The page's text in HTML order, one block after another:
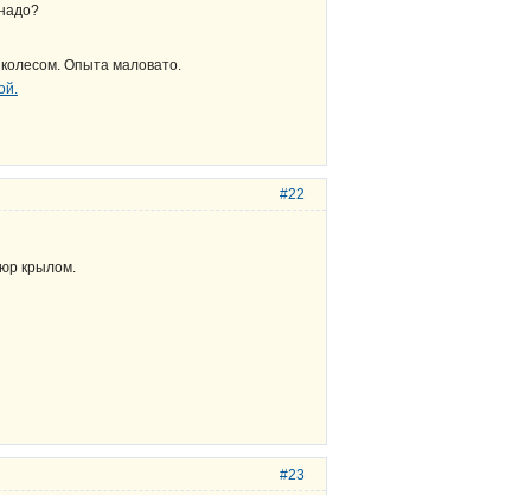
Опыта маловато.
#22
крылом.
#23